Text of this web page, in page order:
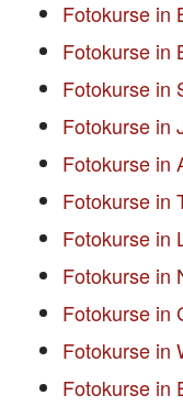
Fotokurse in
Fotokurse in
Fotokurse in
Fotokurse in
Fotokurse in
Fotokurse in
Fotokurse in
Fotokurse in
Fotokurse in
Fotokurse in
Fotokurse in